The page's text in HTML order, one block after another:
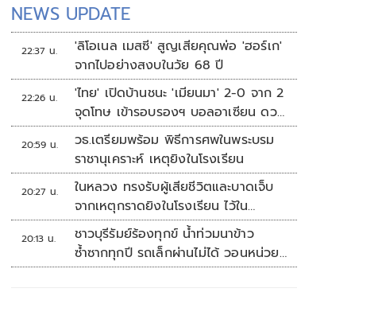
NEWS UPDATE
22:37 น.
'ลิโอเนล เมสซี' สูญเสียคุณพ่อ 'ฮอร์เก'
จากไปอย่างสงบในวัย 68 ปี
22:26 น.
'ไทย' เปิดบ้านชนะ 'เมียนมา' 2-0 จาก 2
จุดโทษ เข้ารอบรองฯ บอลอาเซียน ดวล
'สิงคโปร์'
20:59 น.
วธ.เตรียมพร้อม พิธีการศพในพระบรม
ราชานุเคราะห์ เหตุยิงในโรงเรียน
20:27 น.
ในหลวง ทรงรับผู้เสียชีวิตและบาดเจ็บ
จากเหตุกราดยิงในโรงเรียน ไว้ใน
พระบรมราชานุเคราะห์
20:13 น.
ชาวบุรีรัมย์ร้องทุกข์ น้ำท่วมนาข้าว
ซ้ำซากทุกปี รถเล็กผ่านไม่ได้ วอนหน่วย
งานเร่งแก้ไข